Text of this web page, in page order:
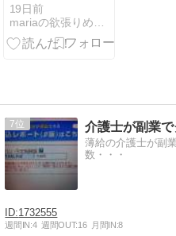
ケメンが多い
都道府県ラン
キング！💖目
19日前
7
薄給の介護士が副
数・・・
1732555
週間IN:4 週間OUT:16 月間IN:8